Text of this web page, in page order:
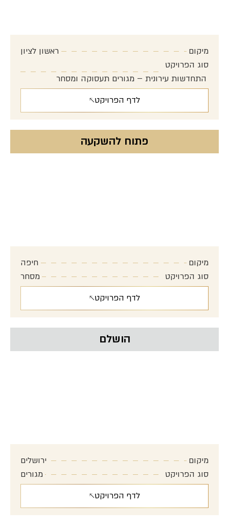
מיקום
ראשון לציון
סוג הפרויקט
התחדשות עירונית – מגורים תעסוקה ומסחר
לדף הפרויקט
פתוח להשקעה
מיקום
חיפה
סוג הפרויקט
מסחר
לדף הפרויקט
הושלם
מיקום
ירושלים
סוג הפרויקט
מגורים
לדף הפרויקט